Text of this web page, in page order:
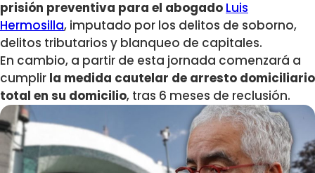
prisión preventiva para el abogado Luis
Hermosilla, imputado por los delitos de soborno,
delitos tributarios y blanqueo de capitales.
En cambio, a partir de esta jornada comenzará a
cumplir la medida cautelar de arresto domiciliario
total en su domicilio, tras 6 meses de reclusión.